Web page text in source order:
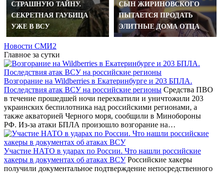
СТРАШНУЮ ТАЙНУ.
СЕКРЕТНАЯ ГАУБИЦА
УЖЕ В ВСУ
СЫН ЖИРИНОВСКОГО
ПЫТАЕТСЯ ПРОДАТЬ
ЭЛИТНЫЕ ДОМА ОТЦА
Новости СМИ2
Главное за сутки
Возгорание на Wildberries в Екатеринбурге и 203 БПЛА.
Последствия атак ВСУ на российские регионы Средства ПВО
в течение прошедшей ночи перехватили и уничтожили 203
украинских беспилотника над российскими регионами, а
также акваторией Черного моря, сообщили в Минобороны
РФ. Из-за атаки БПЛА произошло возгорание на…
Участие НАТО в ударах по России. Что нашли российские
хакеры в документах об атаках ВСУРоссийские хакеры
получили документальное подтверждение непосредственного